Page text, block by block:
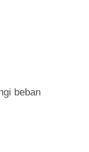
beban